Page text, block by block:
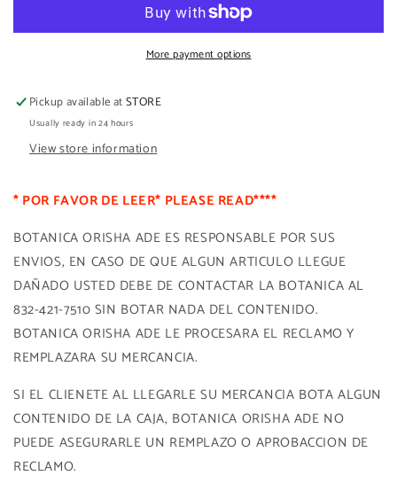
More payment options
Pickup available atSTORE
Usually ready in 24 hours
View store information
* POR FAVOR DE LEER* PLEASE READ****
BOTANICA ORISHA ADE ES RESPONSABLE POR SUS
ENVIOS, EN CASO DE QUE ALGUN ARTICULO LLEGUE
DAÑADO USTED DEBE DE CONTACTAR LA BOTANICA AL
832-421-7510 SIN BOTAR NADA DEL CONTENIDO.
BOTANICA ORISHA ADE LE PROCESARA EL RECLAMO Y
REMPLAZARA SU MERCANCIA.
SI EL CLIENETE AL LLEGARLE SU MERCANCIA BOTA ALGUN
CONTENIDO DE LA CAJA, BOTANICA ORISHA ADE NO
PUEDE ASEGURARLE UN REMPLAZO O APROBACCION DE
RECLAMO.